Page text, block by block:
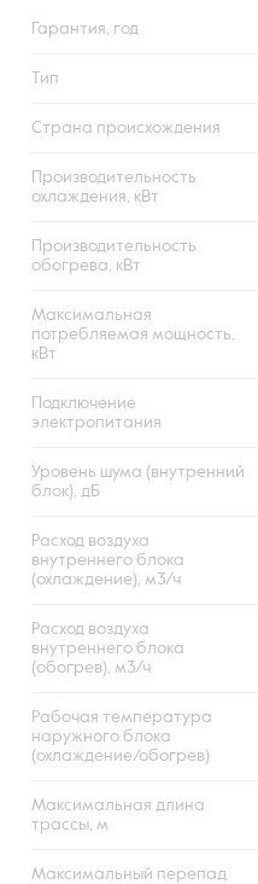
Гарантия, год
Тип
Страна происхождения
Производительность
охлаждения, кВт
Производительность
обогрева, кВт
Максимальная
потребляемая мощность,
кВт
Подключение
электропитания
Уровень шума (внутренний
блок), дБ
Расход воздуха
внутреннего блока
(охлаждение), м3/ч
Расход воздуха
внутреннего блока
(обогрев), м3/ч
Рабочая температура
наружного блока
(охлаждение/обогрев)
Максимальная длина
трассы, м
Максимальный перепад